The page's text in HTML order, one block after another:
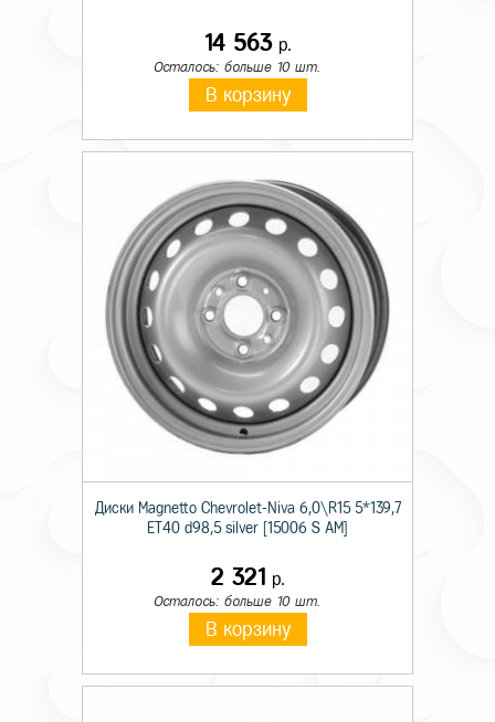
14 563р.
Осталось: больше 10 шт.
В корзину
Диски Magnetto Chevrolet-Niva 6,0\R15 5*139,7
ET40 d98,5 silver [15006 S AM]
2 321 р.
Осталось: больше 10 шт.
В корзину